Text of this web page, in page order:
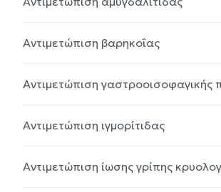
Αντιμετώπιση βαρηκοΐας
Αντιμετώπιση γαστροοισοφαγικής
Αντιμετώπιση ιγμορίτιδας
Αντιμετώπιση ίωσης γρίπης